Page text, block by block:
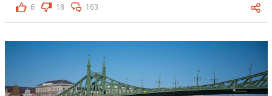
6
18 163